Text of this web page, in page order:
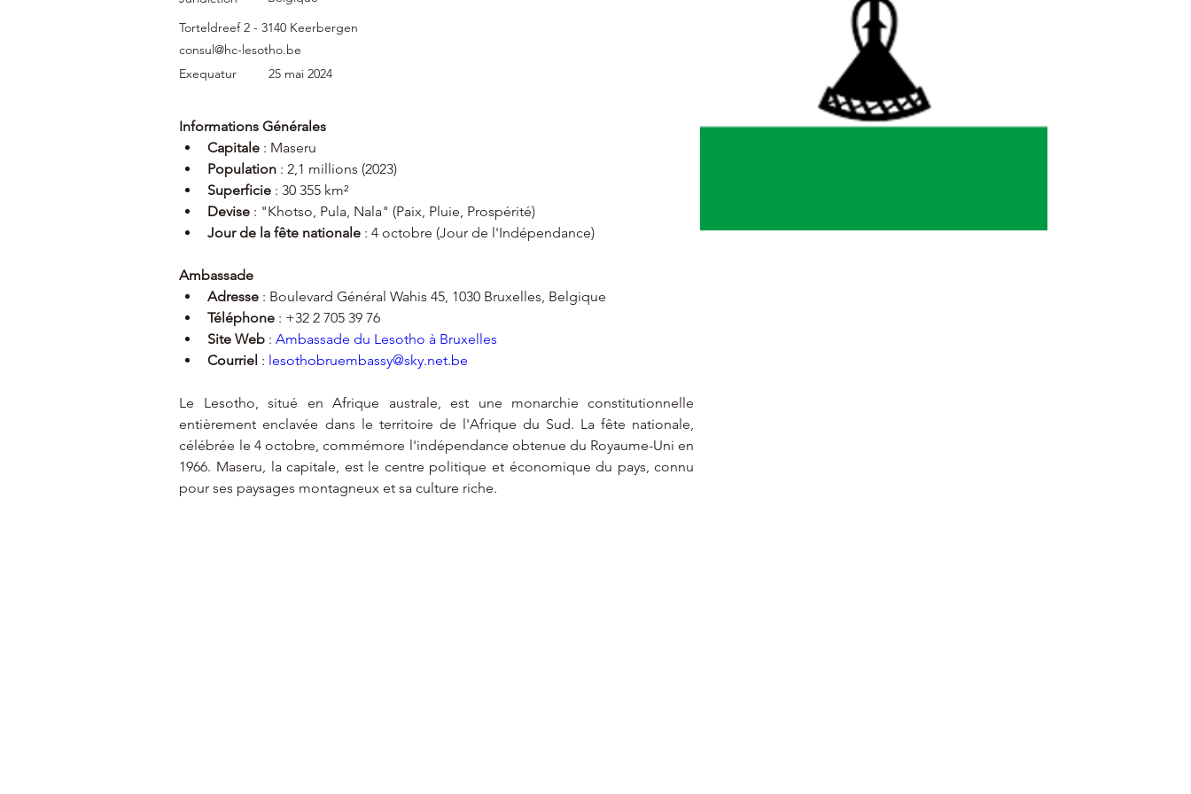
Torteldreef 2 - 3140 Keerbergen
consul@hc-lesotho.be
Exequatur
25 mai 2024
Informations Générales
Capitale : Maseru
Population : 2,1 millions (2023)
Superficie : 30 355 km²
Devise : "Khotso, Pula, Nala" (Paix, Pluie, Prospérité)
Jour de la fête nationale : 4 octobre (Jour de l'Indépendance)
Ambassade
Adresse : Boulevard Général Wahis 45, 1030 Bruxelles, Belgique
Téléphone : +32 2 705 39 76
Site Web : Ambassade du Lesotho à Bruxelles
Courriel : lesothobruembassy@sky.net.be
Le Lesotho, situé en Afrique australe, est une monarchie constitutionnelle
entièrement enclavée dans le territoire de l'Afrique du Sud. La fête nationale,
célébrée le 4 octobre, commémore l'indépendance obtenue du Royaume-Uni en
1966. Maseru, la capitale, est le centre politique et économique du pays, connu
pour ses paysages montagneux et sa culture riche.